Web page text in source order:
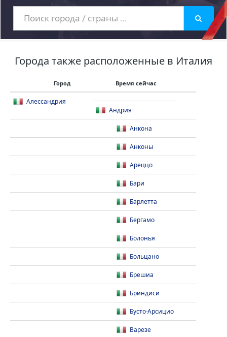
Города также расположенные в Италия
Город Время сейчас
Алессандрия
Андрия
Анкона
Анконы
Ареццо
Бари
Барлетта
Бергамо
Болонья
Больцано
Брешиа
Бриндиси
Бусто-Арсицио
Варезе